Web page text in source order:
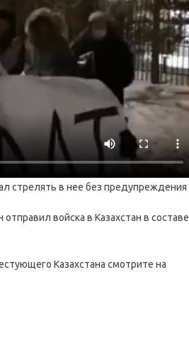
стрелять в нее без предупреждения
войска в Казахстан в составе
Казахстана смотрите на